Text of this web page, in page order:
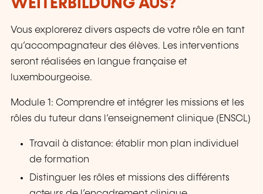
WEITERBILDUNG AUS?
Vous explorerez divers aspects de votre rôle en tant
qu’accompagnateur des élèves. Les interventions
seront réalisées en langue française et
luxembourgeoise.
Module 1: Comprendre et intégrer les missions et les
rôles du tuteur dans l’enseignement clinique (ENSCL)
Travail à distance: établir mon plan individuel
de formation
Distinguer les rôles et missions des différents